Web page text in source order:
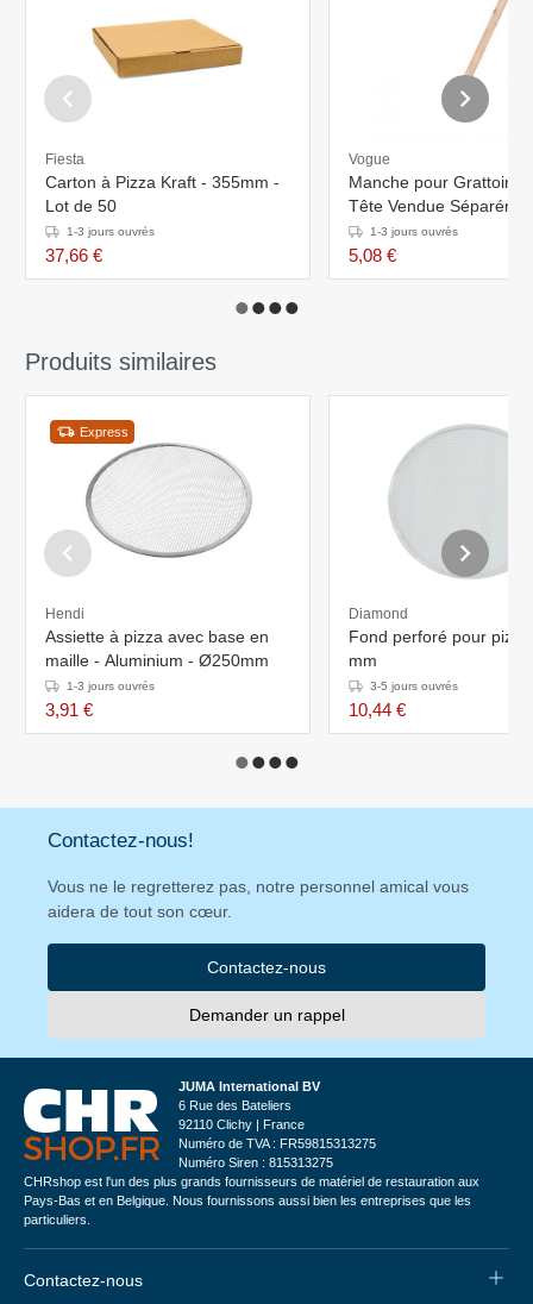
Fiesta
Carton à Pizza Kraft - 355mm -
Lot de 50
1-3 jours ouvrés
37,66 €
Vogue
Manche pour Grattoir
Tête Vendue
1-3 jours ouvrés
5,08 €
Produits similaires
Express
Hendi
Assiette à pizza avec base en
maille - Aluminium - Ø250mm
1-3 jours ouvrés
3,91 €
Diamond
Fond perforé pour
mm
3-5 jours ouvrés
10,44 €
Contactez-nous!
Vous ne le regretterez pas, notre personnel amical vous
aidera de tout son cœur.
Contactez-nous
Demander un rappel
JUMA International BV
6 Rue des Bateliers
92110 Clichy | France
Numéro de TVA : FR59815313275
Numéro Siren : 815313275
CHRshop est l'un des plus grands fournisseurs de matériel de restauration aux
Pays-Bas et en Belgique. Nous fournissons aussi bien les entreprises que les
particuliers.
Contactez-nous